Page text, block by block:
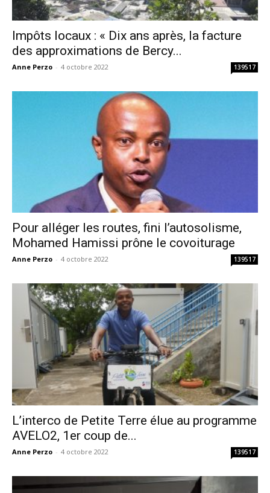
Impôts locaux : « Dix ans après, la facture
des approximations de Bercy...
Anne Perzo - 4 octobre 2022 139517
Pour alléger les routes, fini l’autosolisme,
Mohamed Hamissi prône le covoiturage
Anne Perzo - 4 octobre 2022 139517
L’interco de Petite Terre élue au programme
AVELO2, 1er coup de...
Anne Perzo - 4 octobre 2022 139517